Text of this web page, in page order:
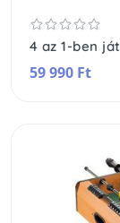
59 990 Ft